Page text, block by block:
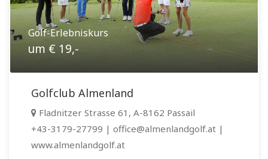
Golf-Erlebniskurs
um € 19,-
Golfclub Almenland
Fladnitzer Strasse 61, A-8162 Passail
+43-3179-27799 | office@almenlandgolf.at |
www.almenlandgolf.at